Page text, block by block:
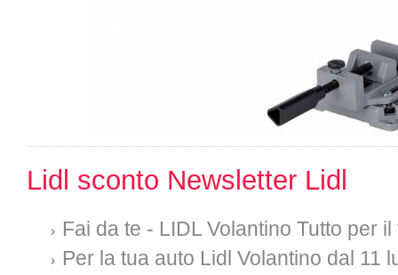
Lidl sconto Newsletter Lidl
Fai da te - LIDL Volantino Tutto per
Per la tua auto Lidl Volantino dal 11